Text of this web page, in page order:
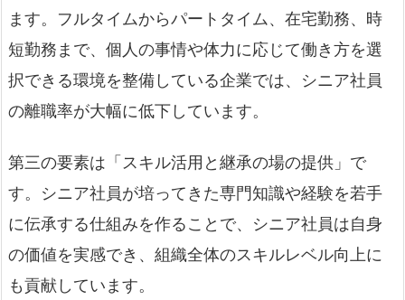
ます。フルタイムからパートタイム、在宅勤務、時
短勤務まで、個人の事情や体力に応じて働き方を選
択できる環境を整備している企業では、シニア社員
の離職率が大幅に低下しています。
第三の要素は「スキル活用と継承の場の提供」で
す。シニア社員が培ってきた専門知識や経験を若手
に伝承する仕組みを作ることで、シニア社員は自身
の価値を実感でき、組織全体のスキルレベル向上に
も貢献しています。